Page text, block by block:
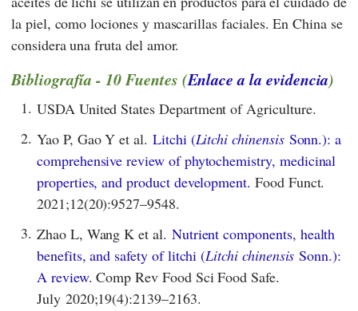
la piel, como lociones y mascarillas faciales. En China se
considera una fruta del amor.
Bibliografía - 10 Fuentes (Enlace a la evidencia)
1. USDA United States Department of Agriculture.
2. Yao P, Gao Y et al. Litchi (Litchi chinensisSonn.): a
comprehensive review of phytochemistry, medicinal
properties, and product development. Food Funct.
2021;12(20):9527–9548.
3. Zhao L, Wang K et al. Nutrient components, health
benefits, and safety of litchi (Litchi chinensis Sonn.):
A review. Comp Rev Food Sci Food Safe.
July 2020;19(4):2139–2163.